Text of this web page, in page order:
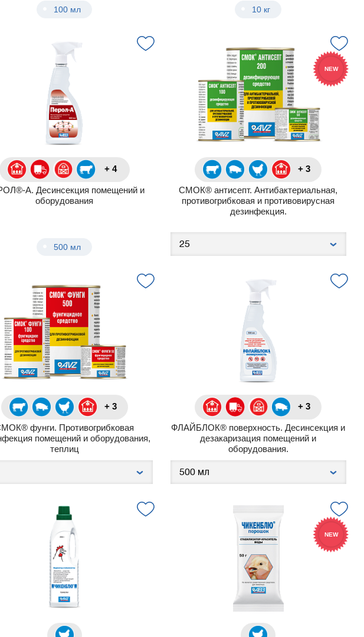
100 мл 10 кг
+ 4
А. Десинсекция помещений и
оборудования
500 мл
NEW
+ 3
СМОК® антисепт. Антибактериальная,
противогрибковая и противовирусная
дезинфекция.
+ 3
фунги. Противогрибковая
помещений и оборудования,
теплиц
+ 3
ФЛАЙБЛОК® поверхность. Десинсекция и
дезакаризация помещений и
оборудования.
NEW